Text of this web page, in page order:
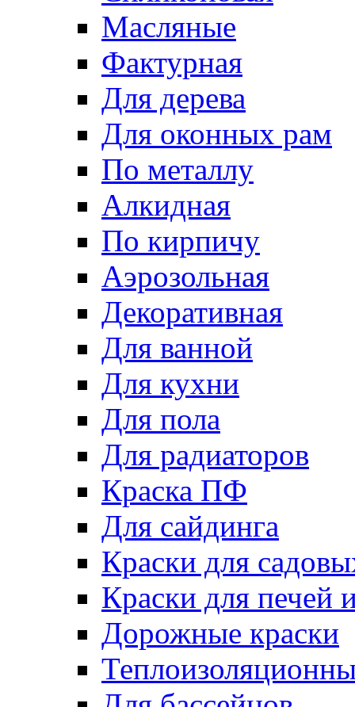
Масляные
Фактурная
Для дерева
Для оконных рам
По металлу
Алкидная
По кирпичу
Аэрозольная
Декоративная
Для ванной
Для кухни
Для пола
Для радиаторов
Краска ПФ
Для сайдинга
Краски для
Краски для печей
Дорожные краски